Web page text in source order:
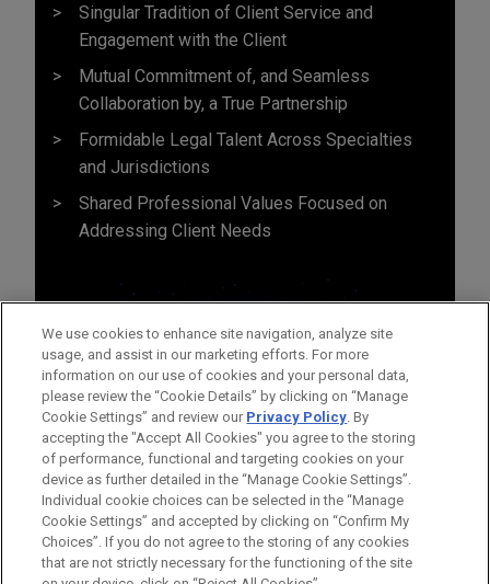
Singular Tradition of Client Service and
Engagement with the Client
Mutual Commitment of, and Seamless
Collaboration by, a True Partnership
Formidable Legal Talent Across Specialties
and Jurisdictions
Shared Professional Values Focused on
Addressing Client Needs
Avant d’envoyer cet e-mail, veuillez prendre note de ce qui suit :
Les informations contenues sur le site www.jonesday.com sont
NOUS CONTACTER
MENTIONS LÉGALES
DONNÉES PERSONNELLES
DROITS D’AUTEUR
We use cookies to enhance site navigation, analyze site
usage, and assist in our marketing efforts. For more
information on our use of cookies and your personal data,
please review the “Cookie Details” by clicking on “Manage
Cookie Settings” and review our Privacy Policy. By
accepting the "Accept All Cookies" you agree to the storing
of performance, functional and targeting cookies on your
device as further detailed in the “Manage Cookie Settings”.
Individual cookie choices can be selected in the “Manage
Cookie Settings” and accepted by clicking on “Confirm My
Choices”. If you do not agree to the storing of any cookies
that are not strictly necessary for the functioning of the site